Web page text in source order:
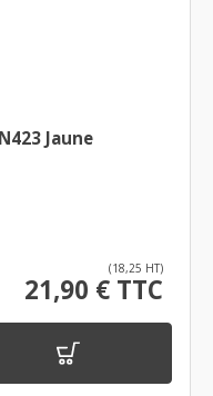
Jaune
(18,25 HT)
21,90 € TTC